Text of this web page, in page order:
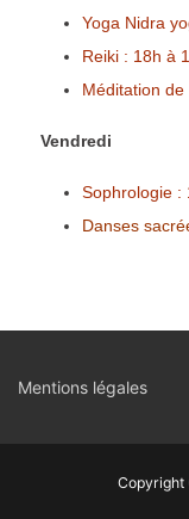
Yoga Nidra
Reiki : 18h à
Méditation
Vendredi
Sophrologie :
Danses
Mentions légales
Copyright